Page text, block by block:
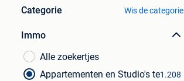
Categorie Wis de categorie
Immo
Alle zoekertjes
Appartementen en Studio's te1.208